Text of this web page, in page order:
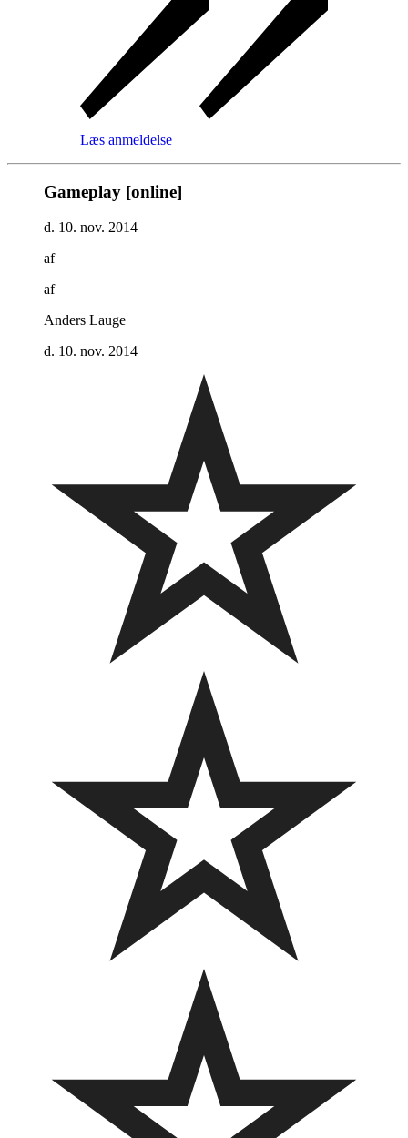
Læs anmeldelse
Gameplay [online]
d. 10. nov. 2014
af
af
Anders Lauge
d. 10. nov. 2014